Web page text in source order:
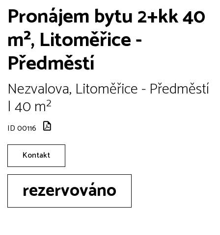
Pronájem bytu 2+kk 40
m², Litoměřice -
Předměstí
Nezvalova, Litoměřice - Předměstí
| 40 m²
ID 00116
Kontakt
rezervováno